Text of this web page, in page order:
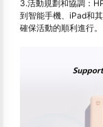
3.活動規劃和協調：
到智能手機、iPad和
確保活動的順利進行。